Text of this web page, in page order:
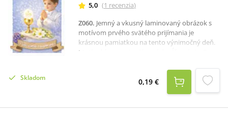
5,0 (1 recenzia)
Z060. Jemný a vkusný laminovaný obrázok s
motívom prvého svätého prijímania je
krásnou pamiatkou na tento výnimočný deň.
Motív chlapca pri prijímaní dopĺňa nápis „Pane,
význam tejto sviatosti. Na druhej strane
obrázka je modlitba pred a po sv. prijímaní.
Obrázok je vhodný ako drobný darček k
laminovaniu je odolnejší a vhodný na
Skladom 0,19 €